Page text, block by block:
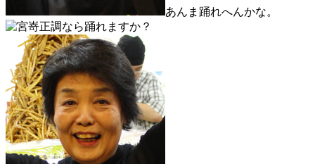
あんま踊れへんかな。
正調なら踊れますか？